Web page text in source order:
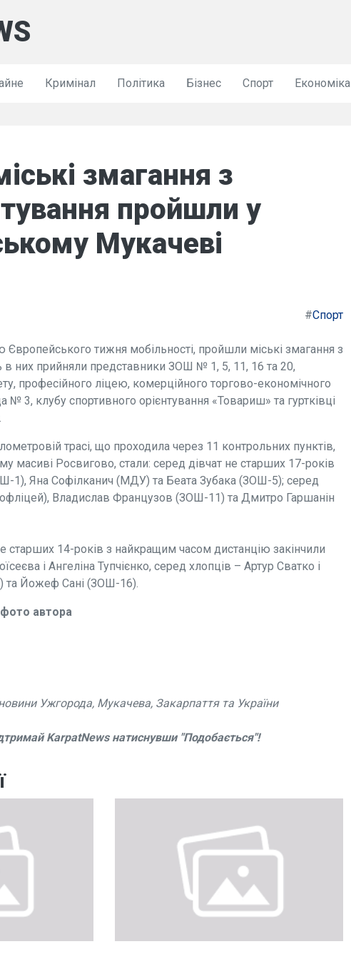
Кримінал Політика Бізнес Спорт Економіка
змагання з
пройшли у
Мукачеві
#Спорт
тижня мобільності, пройшли міські змагання з
в них прийняли представники ЗОШ № 1, 5, 11, 16 та 20,
професійного ліцею, комерційного торгово-економічного
3, клубу спортивного орієнтування «Товариш» та гуртківці
трасі, що проходила через 11 контрольних пунктів,
масиві Росвигово, стали: серед дівчат не старших 17-років
1), Яна Софілканич (МДУ) та Беата Зубака (ЗОШ-5); серед
Владислав Французов (ЗОШ-11) та Дмитро Гаршанін
старших 14-років з найкращим часом дистанцію закінчили
і Ангеліна Тупчієнко, серед хлопців – Артур Сватко і
та Йожеф Сані (ЗОШ-16).
автора
Ужгорода, Мукачева, Закарпаття та України
KarpatNews натиснувши "Подобається"!